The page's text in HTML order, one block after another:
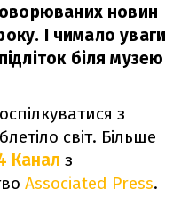
новин
І чимало уваги
біля музею
з
світ. Більше
Канал з
Associated Press.